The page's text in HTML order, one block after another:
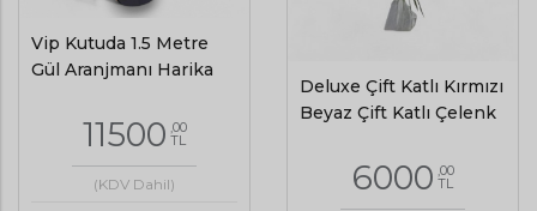
Vip Kutuda 1.5 Metre
Gül Aranjmanı Harika
11500 ,00
TL
(KDV Dahil)
Deluxe Çift Katlı Kırmızı
Beyaz Çift Katlı Çelenk
6000 ,00
TL